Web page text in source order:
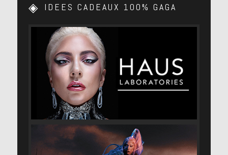
IDEES CADEAUX 100% GAGA